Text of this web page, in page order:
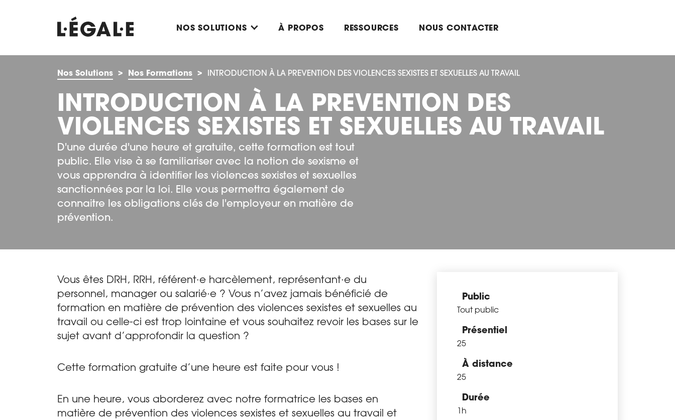
NOS SOLUTIONS À PROPOS RESSOURCES NOUS CONTACTER
Nos Solutions Nos Formations INTRODUCTION À LA PREVENTION DES VIOLENCES SEXISTES ET SEXUELLES AU TRAVAIL
INTRODUCTION À LA PREVENTION DES
VIOLENCES SEXISTES ET SEXUELLES AU TRAVAIL
D'une durée d'une heure et gratuite, cette formation est tout
public. Elle vise à se familiariser avec la notion de sexisme et
vous apprendra à identifier les violences sexistes et sexuelles
sanctionnées par la loi. Elle vous permettra également de
connaitre les obligations clés de l'employeur en matière de
prévention.
Vous êtes DRH, RRH, référent·e harcèlement, représentant·e du
personnel, manager ou salarié·e ? Vous n’avez jamais bénéficié de
formation en matière de prévention des violences sexistes et sexuelles au
travail ou celle-ci est trop lointaine et vous souhaitez revoir les bases sur le
sujet avant d’approfondir la question ?
Cette formation gratuite d’une heure est faite pour vous !
En une heure, vous aborderez avec notre formatrice les bases en
matière de prévention des violences sexistes et sexuelles au travail et
Public
Tout public
Présentiel
25
À distance
25
Durée
1h